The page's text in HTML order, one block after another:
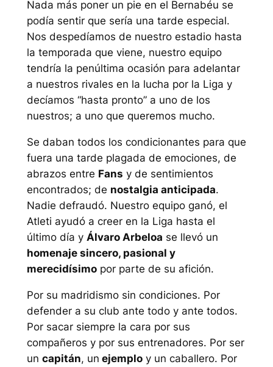
Nada más poner un pie en el Bernabéu se
podía sentir que sería una tarde especial.
Nos despedíamos de nuestro estadio hasta
la temporada que viene, nuestro equipo
tendría la penúltima ocasión para adelantar
a nuestros rivales en la lucha por la Liga y
decíamos “hasta pronto” a uno de los
nuestros; a uno que queremos mucho.
Se daban todos los condicionantes para que
fuera una tarde plagada de emociones, de
abrazos entre Fans y de sentimientos
encontrados; de nostalgia anticipada.
Nadie defraudó. Nuestro equipo ganó, el
Atleti ayudó a creer en la Liga hasta el
último día y Álvaro Arbeloa se llevó un
homenaje sincero, pasional y
merecidísimopor parte de su afición.
Por su madridismo sin condiciones. Por
defender a su club ante todo y ante todos.
Por sacar siempre la cara por sus
compañeros y por sus entrenadores. Por ser
un capitán, un ejemploy un caballero. Por